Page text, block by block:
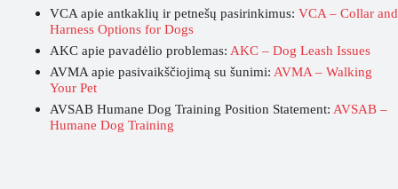
VCA apie antkaklių ir petnešų pasirinkimus: VCA – Collar and
Harness Options for Dogs
AKC apie pavadėlio problemas: AKC – Dog Leash Issues
AVMA apie pasivaikščiojimą su šunimi: AVMA – Walking
Your Pet
AVSAB Humane Dog Training Position Statement: AVSAB –
Humane Dog Training